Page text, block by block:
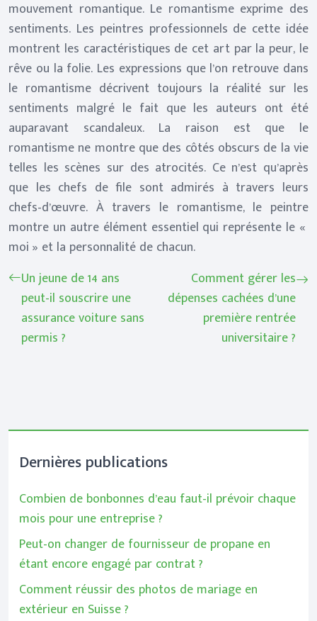
mouvement romantique. Le romantisme exprime des
sentiments. Les peintres professionnels de cette idée
montrent les caractéristiques de cet art par la peur, le
rêve ou la folie. Les expressions que l’on retrouve dans
le romantisme décrivent toujours la réalité sur les
sentiments malgré le fait que les auteurs ont été
auparavant scandaleux. La raison est que le
romantisme ne montre que des côtés obscurs de la vie
telles les scènes sur des atrocités. Ce n’est qu’après
que les chefs de file sont admirés à travers leurs
chefs-d’œuvre. À travers le romantisme, le peintre
montre un autre élément essentiel qui représente le «
moi » et la personnalité de chacun.
Un jeune de 14 ans
peut-il souscrire une
assurance voiture sans
permis ?
Comment gérer les
dépenses cachées d’une
première rentrée
universitaire ?
Dernières publications
Combien de bonbonnes d’eau faut-il prévoir chaque
mois pour une entreprise ?
Peut-on changer de fournisseur de propane en
étant encore engagé par contrat ?
Comment réussir des photos de mariage en
extérieur en Suisse ?